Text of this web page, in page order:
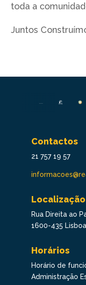
toda a
Juntos
Contactos
21 757 19 57
Localização
Rua Direita ao
1600-435
Horários
Horário de
Administração